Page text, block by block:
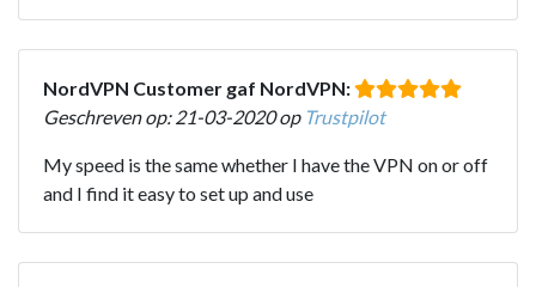
NordVPN Customer gaf NordVPN:
Geschreven op: 21-03-2020 op Trustpilot
My speed is the same whether I have the VPN on or off
and I find it easy to set up and use